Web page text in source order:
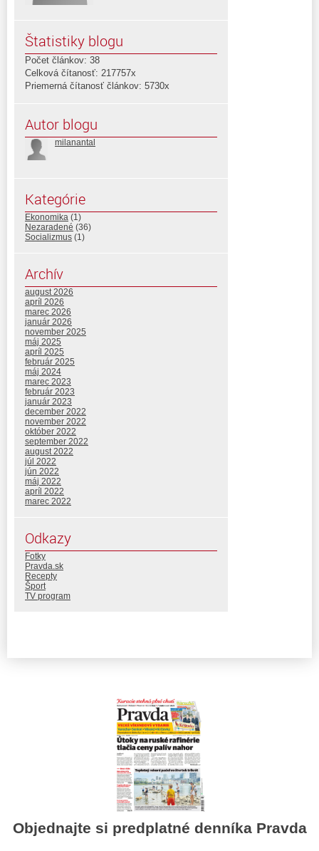
Štatistiky blogu
Počet článkov: 38
Celková čítanosť: 217757x
Priemerná čítanosť článkov: 5730x
Autor blogu
milanantal
Kategórie
Ekonomika (1)
Nezaradené (36)
Socializmus (1)
Archív
august 2026
apríl 2026
marec 2026
január 2026
november 2025
máj 2025
apríl 2025
február 2025
máj 2024
marec 2023
február 2023
január 2023
december 2022
november 2022
október 2022
september 2022
august 2022
júl 2022
jún 2022
máj 2022
apríl 2022
marec 2022
Odkazy
Fotky
Pravda.sk
Recepty
Šport
TV program
Objednajte si predplatné denníka Pravda